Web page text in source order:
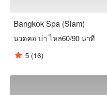
Bangkok Spa (Siam)
นวดคอ บ่า ไหล่60/90 นาที
5 (16)